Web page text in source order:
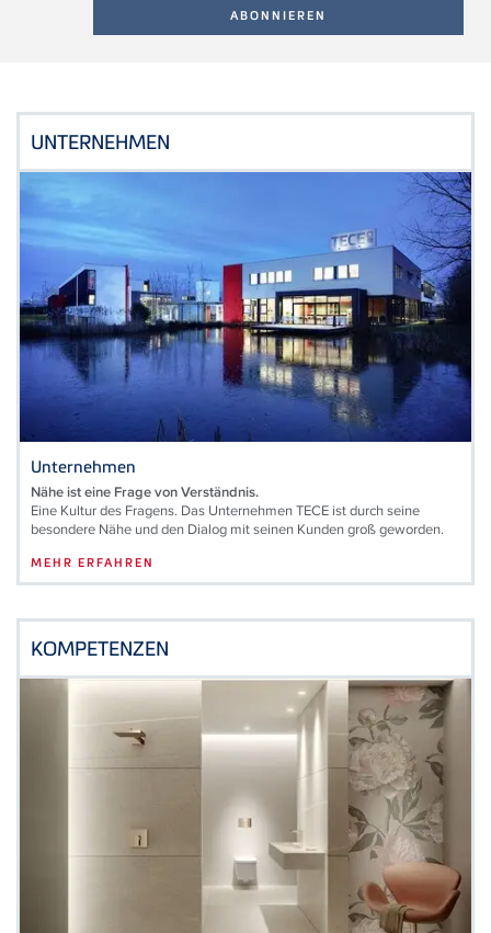
UNTERNEHMEN
Unternehmen
Nähe ist eine Frage von Verständnis.
Eine Kultur des Fragens. Das UnternehmenTECE ist durch seine
besondere Nähe und den Dialog mit seinen Kunden groß geworden.
MEHR ERFAHREN
KOMPETENZEN